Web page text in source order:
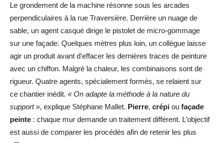
Le grondement de la machine résonne sous les arcades
perpendiculaires à la rue Traversière. Derrière un nuage de
sable, un agent casqué dirige le pistolet de micro-gommage
sur une façade. Quelques mètres plus loin, un collègue laisse
agir un produit avant d’effacer les dernières traces de peinture
avec un chiffon. Malgré la chaleur, les combinaisons sont de
rigueur. Quatre agents, spécialement formés, se relaient sur
ce chantier inédit. « On adapte la méthode à la nature du
support », explique Stéphane Mallet. Pierre, crépi ou façade
peinte : chaque mur demande un traitement différent. L’objectif
est aussi de comparer les procédés afin de retenir les plus